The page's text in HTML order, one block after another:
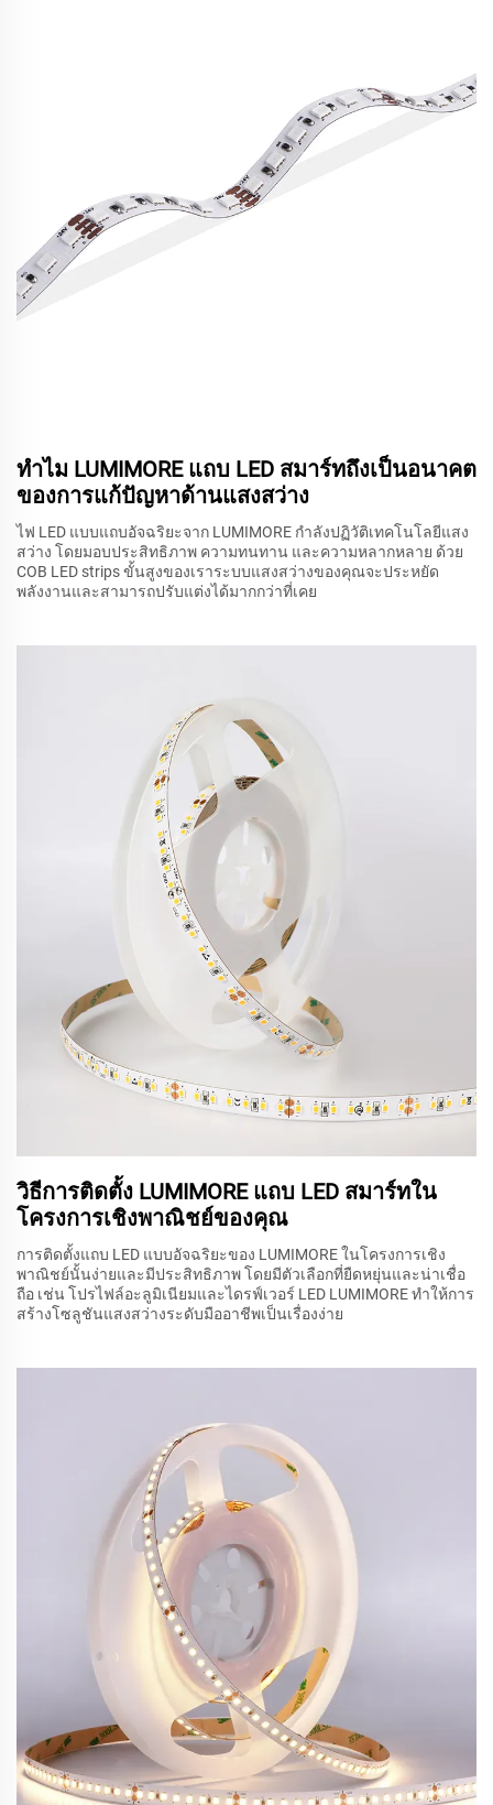
ทำไม LUMIMORE แถบ LED สมาร์ทถึงเป็นอนาคต
ของการแก้ปัญหาด้านแสงสว่าง
ไฟ LED แบบแถบอัจฉริยะจาก LUMIMORE กำลังปฏิวัติเทคโนโลยีแสง
สว่าง โดยมอบประสิทธิภาพ ความทนทาน และความหลากหลาย ด้วย
COB LED strips ขั้นสูงของเราระบบแสงสว่างของคุณจะประหยัด
พลังงานและสามารถปรับแต่งได้มากกว่าที่เคย
วิธีการติดตั้ง LUMIMORE แถบ LED สมาร์ทใน
โครงการเชิงพาณิชย์ของคุณ
การติดตั้งแถบ LED แบบอัจฉริยะของ LUMIMORE ในโครงการเชิง
พาณิชย์นั้นง่ายและมีประสิทธิภาพ โดยมีตัวเลือกที่ยืดหยุ่นและน่าเชื่อ
ถือ เช่น โปรไฟล์อะลูมิเนียมและไดรฟ์เวอร์ LED LUMIMORE ทำให้การ
สร้างโซลูชันแสงสว่างระดับมืออาชีพเป็นเรื่องง่าย